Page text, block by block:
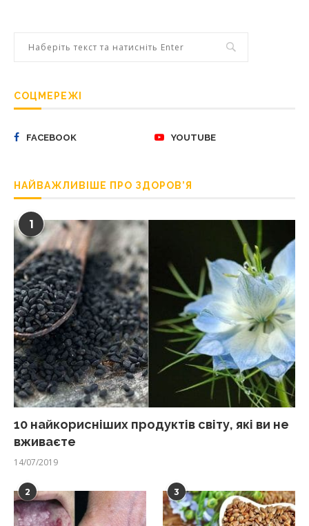
СОЦМЕРЕЖІ
FACEBOOK YOUTUBE
НАЙВАЖЛИВІШЕ ПРО ЗДОРОВ’Я
1
10 найкорисніших продуктів світу, які ви не
вживаєте
14/07/2019
2 3